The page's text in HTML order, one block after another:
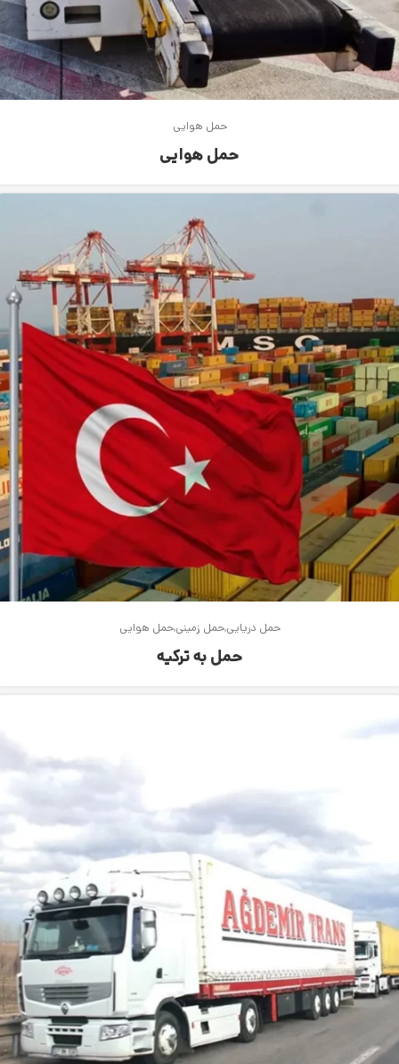
حمل هوایی
حمل هوایی
حمل دریاییحمل زمینیحمل هوایی
حمل به ترکیه